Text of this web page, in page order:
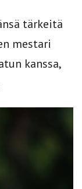
tärkeitä
mestari
kanssa,